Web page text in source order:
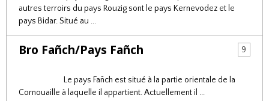
autres terroirs du pays Rouzig sont le pays Kernevodez et le
pays Bidar. Situé au ...
Bro Fañch/Pays Fañch 9
Le pays Fañch est situé à la partie orientale de la
Cornouaille à laquelle il appartient. Actuellement il ...